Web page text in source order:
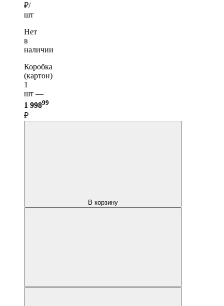
₽/
шт
Нет
в
наличии
Коробка
(картон)
1
шт —
1 99899
₽
В корзину